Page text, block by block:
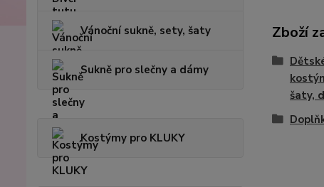
Vánoční sukně, sety, šaty
Sukně pro slečny a dámy
Kostýmy pro KLUKY
Zboží
šaty,